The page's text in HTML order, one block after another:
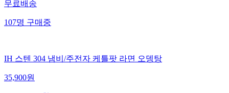
무료배송
107명구매중
IH 스텐 304 냄비/주전자 케틀팟 라면 오뎅탕
35,900원